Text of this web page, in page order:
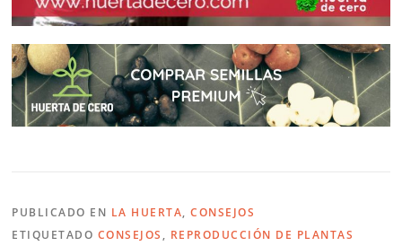
PUBLICADO EN LA HUERTA,CONSEJOS
ETIQUETADO CONSEJOS , REPRODUCCIÓN DE PLANTAS